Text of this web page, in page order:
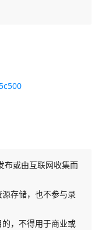
布或由互联网收集而
存储，也不参与录
，不得用于商业或